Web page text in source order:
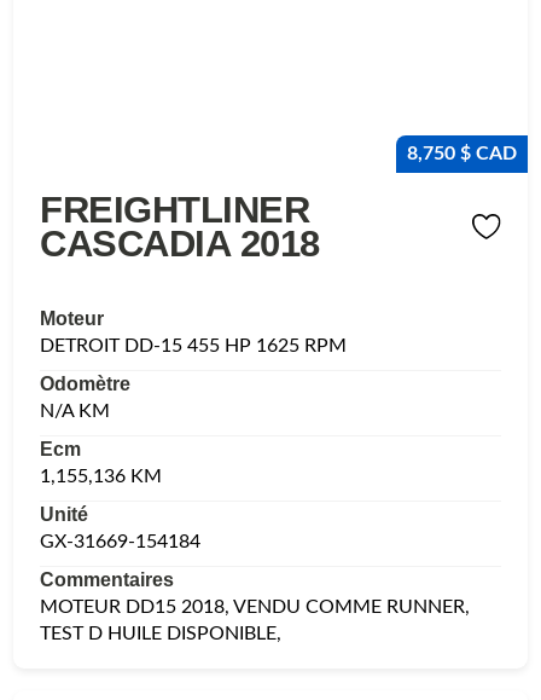
8,750 $ CAD
FREIGHTLINER
CASCADIA 2018
Moteur
DETROIT DD-15 455 HP 1625 RPM
Odomètre
N/A KM
Ecm
1,155,136 KM
Unité
GX-31669-154184
Commentaires
MOTEUR DD15 2018, VENDU COMME RUNNER,
TEST D HUILE DISPONIBLE,